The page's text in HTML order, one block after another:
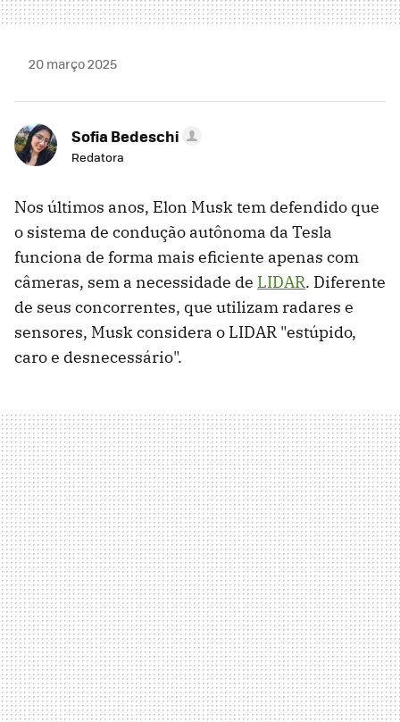
20 março 2025
Sofia Bedeschi
Redatora
Nos últimos anos, Elon Musk tem defendido que
o sistema de condução autônoma da Tesla
funciona de forma mais eficiente apenas com
câmeras, sem a necessidade de LIDAR. Diferente
de seus concorrentes, que utilizam radares e
sensores, Musk considera o LIDAR "estúpido,
caro e desnecessário".